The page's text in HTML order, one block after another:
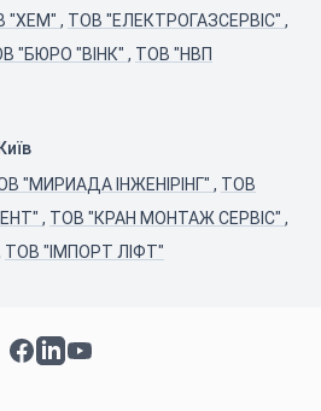
"ХЕМ" , ТОВ "ЕЛЕКТРОГАЗСЕРВІС" ,
"БЮРО "ВІНК" , ТОВ "НВП
"МИРИАДА ІНЖЕНІРІНГ" , ТОВ
, ТОВ "КРАН МОНТАЖ СЕРВІС" ,
ТОВ "ІМПОРТ ЛІФТ"
Facebook
LinkedInYouTube